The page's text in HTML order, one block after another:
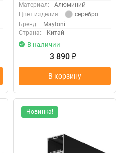
Материал:
Алюминий
Цвет изделия:
серебро
Бренд:
Maytoni
Страна:
Китай
В наличии
3 890 ₽
В корзину
Новинка!